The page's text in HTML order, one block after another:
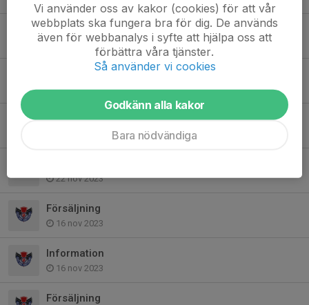
Viktig information
4 jan 2024
Storvretacupen
26 dec 2023
Seriespelet I Uppsala
22 nov 2023
Försäljning
16 nov 2023
Information
16 nov 2023
Försäljning
Vi använder oss av kakor (cookies) för att vår
webbplats ska fungera bra för dig. De används
även för webbanalys i syfte att hjälpa oss att
förbättra våra tjänster.
Så använder vi cookies
Godkänn alla kakor
Bara nödvändiga